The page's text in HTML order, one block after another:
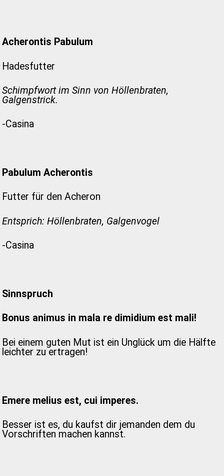
Acherontis Pabulum
Hadesfutter
Schimpfwort im Sinn von Höllenbraten,
Galgenstrick.
-Casina
Pabulum Acherontis
Futter für den Acheron
Entsprich: Höllenbraten, Galgenvogel
-Casina
Sinnspruch
Bonus animus in mala re dimidium est mali!
Bei einem guten Mut ist ein Unglück um die Hälfte
leichter zu ertragen!
Emere melius est, cui imperes.
Besser ist es, du kaufst dir jemanden dem du
Vorschriften machen kannst.